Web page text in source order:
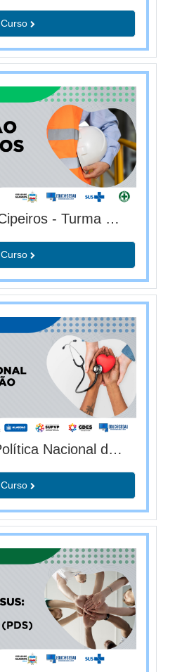
Curso
Formação de Cipeiros - Turma 2026.3
Curso
Introdução à Política Nacional de Humanização - PNH (T03/2026)
Curso